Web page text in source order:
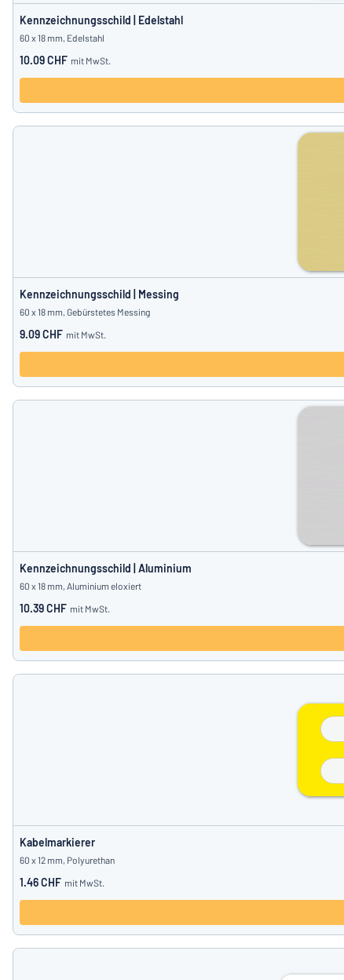
Kennzeichnungsschild | Edelstahl
60 x 18 mm, Edelstahl
10.09 CHF mit MwSt.
Kennzeichnungsschild | Messing
60 x 18 mm, Gebürstetes Messing
9.09 CHF mit MwSt.
Kennzeichnungsschild | Aluminium
60 x 18 mm, Aluminium eloxiert
10.39 CHF mit MwSt.
Kabelmarkierer
60 x 12 mm, Polyurethan
1.46 CHF mit MwSt.